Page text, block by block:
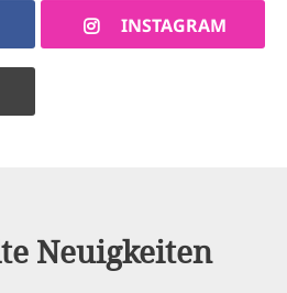
INSTAGRAM
Neuigkeiten